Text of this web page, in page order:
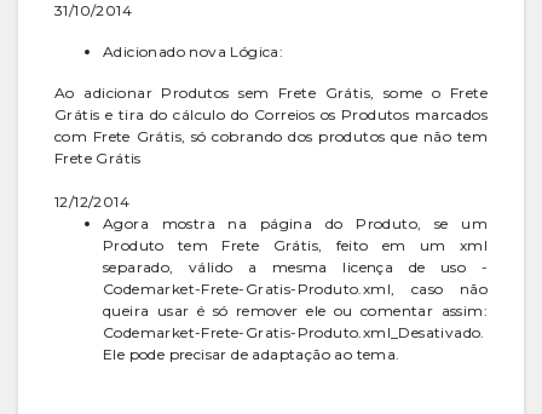
31/10/2014
Adicionado nova Lógica:
Ao adicionar Produtos sem Frete Grátis, some o Frete
Grátis e tira do cálculo do Correios os Produtos marcados
com Frete Grátis, só cobrando dos produtos que não tem
Frete Grátis
12/12/2014
Agora mostra na página do Produto, se um
Produto tem Frete Grátis, feito em um xml
separado, válido a mesma licença de uso -
Codemarket-Frete-Gratis-Produto.xml, caso não
queira usar é só remover ele ou comentar assim:
Codemarket-Frete-Gratis-Produto.xml_Desativado.
Ele pode precisar de adaptação ao tema.